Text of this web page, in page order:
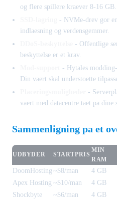
og flere spillere kraever 8-16 GB.
- NVMe-drev gor
indlaesning og verdensgemmer.
- Offentlige
beskyttelse er et krav.
- Hytales
Din vaert skal understoette
-
vaert med datacentre taet pa dine
Sammenligning pa et
UDBYDER STARTPRIS
MIN
RAM
DoomHosting ~$8/man 4 GB
Apex Hosting ~$10/man 4 GB
Shockbyte
~$6/man 4 GB